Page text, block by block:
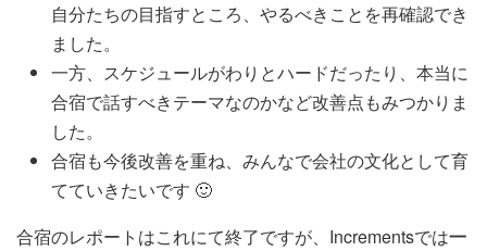
自分たちの目指すところ、やるべきことを再確認でき
ました。
一方、スケジュールがわりとハードだったり、本当に
合宿で話すべきテーマなのかなど改善点もみつかりま
した。
合宿も今後改善を重ね、みんなで会社の文化として育
てていきたいです 🙂
合宿のレポートはこれにて終了ですが、Incrementsでは一